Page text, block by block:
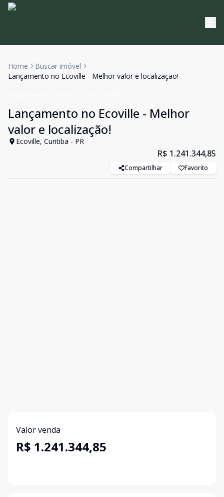
Home
Buscar imóvel
Lançamento no Ecoville - Melhor valor e localização!
Lançamento no Ecoville - Melhor
valor e localização!
Ecoville, Curitiba - PR
R$ 1.241.344,85
Compartilhar Favorito
Valor venda
R$ 1.241.344,85